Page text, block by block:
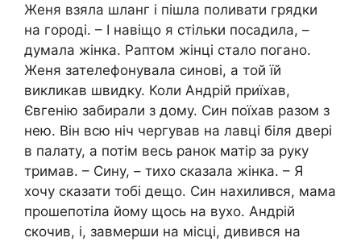
Женя взяла шланг і пішла поливати грядки
на городі. – І навіщо я стільки посадила, –
думала жінка. Раптом жінці стало погано.
Женя зателефонувала синові, а той їй
викликав швидку. Коли Андрій приїхав,
Євгенію забирали з дому. Син поїхав разом з
нею. Він всю ніч чергував на лавці біля двері
в палату, а потім весь ранок матір за руку
тримав. – Сину, – тихо сказала жінка. – Я
хочу сказати тобі дещо. Син нахилився, мама
прошепотіла йому щось на вухо. Андрій
скочив, і, завмерши на місці, дивився на